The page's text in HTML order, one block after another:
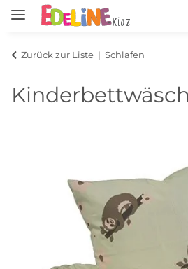
Zurück zur Liste Schlafen